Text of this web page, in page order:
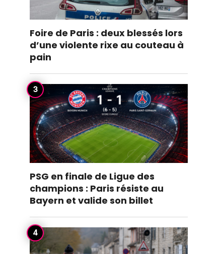
Foire de Paris : deux blessés lors
d’une violente rixe au couteau à
pain
PSG en finale de Ligue des
champions : Paris résiste au
Bayern et valide son billet